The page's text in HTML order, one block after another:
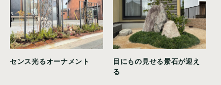
センス光るオーナメント
目にもの見せる景石が迎え
る